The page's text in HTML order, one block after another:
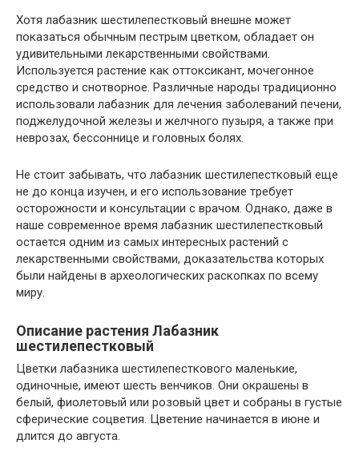
Хотя лабазник шестилепестковый внешне может
показаться обычным пестрым цветком, обладает он
удивительными лекарственными свойствами.
Используется растение как оттоксикант, мочегонное
средство и снотворное. Различные народы традиционно
использовали лабазник для лечения заболеваний печени,
поджелудочной железы и желчного пузыря, а также при
неврозах, бессоннице и головных болях.
Не стоит забывать, что лабазник шестилепестковый еще
не до конца изучен, и его использование требует
осторожности и консультации с врачом. Однако, даже в
наше современное время лабазник шестилепестковый
остается одним из самых интересных растений с
лекарственными свойствами, доказательства которых
были найдены в археологических раскопках по всему
миру.
Описание растения Лабазник
шестилепестковый
Цветки лабазника шестилепесткового маленькие,
одиночные, имеют шесть венчиков. Они окрашены в
белый, фиолетовый или розовый цвет и собраны в густые
сферические соцветия. Цветение начинается в июне и
длится до августа.